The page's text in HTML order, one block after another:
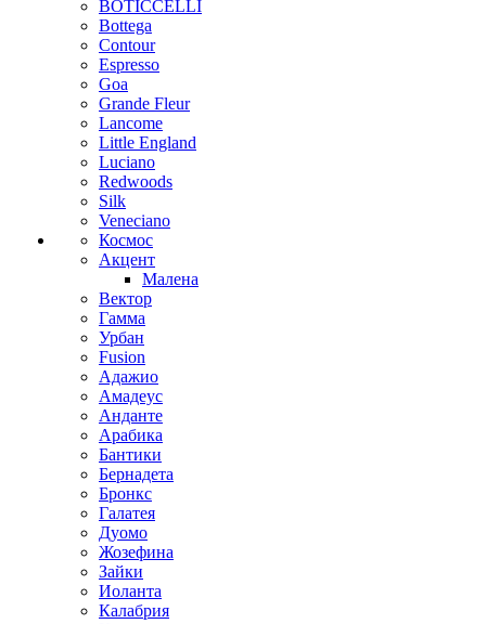
BOTICCELLI
Bottega
Contour
Espresso
Goa
Grande Fleur
Lancome
Little England
Luciano
Redwoods
Silk
Veneciano
Космос
Акцент
Малена
Вектор
Гамма
Урбан
Fusion
Адажио
Амадеус
Анданте
Арабика
Бантики
Бернадета
Бронкс
Галатея
Дуомо
Жозефина
Зайки
Иоланта
Калабрия